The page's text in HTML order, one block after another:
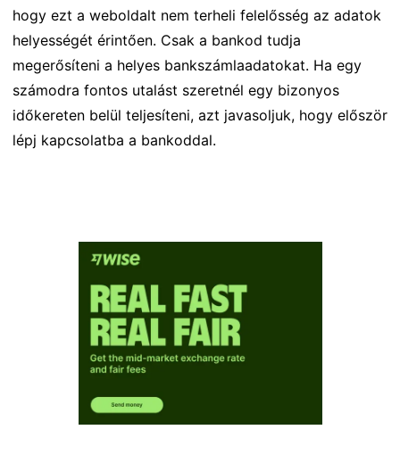
hogy ezt a weboldalt nem terheli felelősség az adatok
helyességét érintően. Csak a bankod tudja
megerősíteni a helyes bankszámlaadatokat. Ha egy
számodra fontos utalást szeretnél egy bizonyos
időkereten belül teljesíteni, azt javasoljuk, hogy először
lépj kapcsolatba a bankoddal.